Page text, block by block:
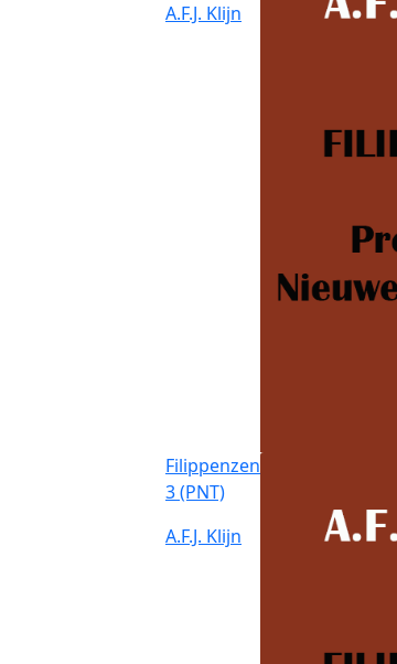
A.F.J. Klijn
Filippenzen
3 (PNT)
A.F.J. Klijn